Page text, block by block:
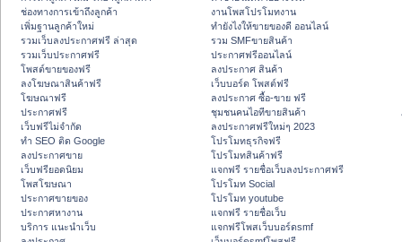
ช่องทางการเข้าถึงลูกค้า
เพิ่มฐานลูกค้าใหม่
รวมเว็บลงประกาศฟรี ล่าสุด
รวมเว็บประกาศฟรี
โพสต์ขายของฟรี
ลงโฆษณาสินค้าฟรี
โฆษณาฟรี
ประกาศฟรี
เว็บฟรีไม่จำกัด
ทำ SEO ติด Google
ลงประกาศขาย
เว็บฟรียอดนิยม
โพสโฆษณา
ประกาศขายของ
ประกาศหางาน
บริการ แนะนำเว็บ
งานโพสโปรโมทงาน
ทํายังไงให้ขายของดี ออนไลน์
รวม SMFขายสินค้า
ประกาศฟรีออนไลน์
ลงประกาศ สินค้า
เว็บบอร์ด โพสต์ฟรี
ลงประกาศ ซื้อ-ขาย ฟรี
ชุมชนคนไอทีขายสินค้า
ลงประกาศฟรีใหม่ๆ 2023
โปรโมทธุรกิจฟรี
โปรโมทสินค้าฟรี
แจกฟรี รายชื่อเว็บลงประกาศฟรี
โปรโมท Social
โปรโมท youtube
แจกฟรี รายชื่อเว็บ
แจกฟรีโพสเว็บบอร์ดsmf